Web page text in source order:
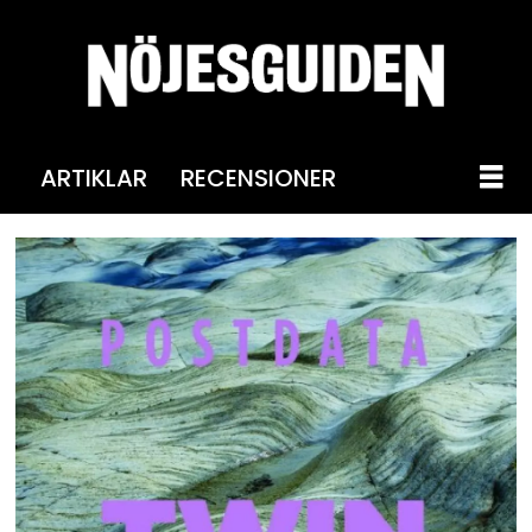
ARTIKLAR RECENSIONER